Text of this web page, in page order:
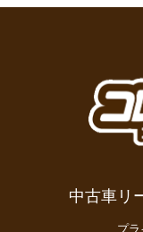
中古車リ
プ